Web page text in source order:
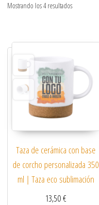
Mostrando los 4 resultados
Taza de cerámica con base
de corcho personalizada 350
ml | Taza eco sublimación
13,50€